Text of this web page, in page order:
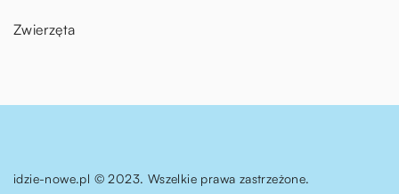
Zwierzęta
idzie-nowe.pl © 2023. Wszelkie prawa zastrzeżone.